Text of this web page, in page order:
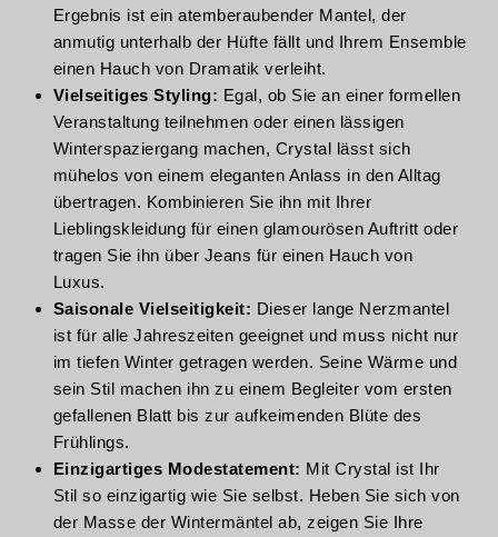
Ergebnis ist ein atemberaubender Mantel, der
anmutig unterhalb der Hüfte fällt und Ihrem Ensemble
einen Hauch von Dramatik verleiht.
Vielseitiges Styling: Egal, ob Sie an einer formellen
Veranstaltung teilnehmen oder einen lässigen
Winterspaziergang machen, Crystal lässt sich
mühelos von einem eleganten Anlass in den Alltag
übertragen. Kombinieren Sie ihn mit Ihrer
Lieblingskleidung für einen glamourösen Auftritt oder
tragen Sie ihn über Jeans für einen Hauch von
Luxus.
Saisonale Vielseitigkeit: Dieser lange Nerzmantel
ist für alle Jahreszeiten geeignet und muss nicht nur
im tiefen Winter getragen werden. Seine Wärme und
sein Stil machen ihn zu einem Begleiter vom ersten
gefallenen Blatt bis zur aufkeimenden Blüte des
Frühlings.
Einzigartiges Modestatement: Mit Crystal ist Ihr
Stil so einzigartig wie Sie selbst. Heben Sie sich von
der Masse der Wintermäntel ab, zeigen Sie Ihre